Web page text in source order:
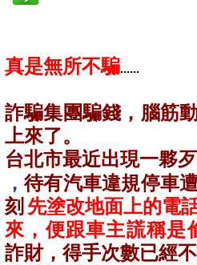
真是無所不騙......
詐騙集團騙錢，腦筋
上來了。
台北市最近出現一夥
，待有汽車違規停車
刻 先塗改地面上的電
來，便跟車主謊稱是
詐財，得手次數已經不